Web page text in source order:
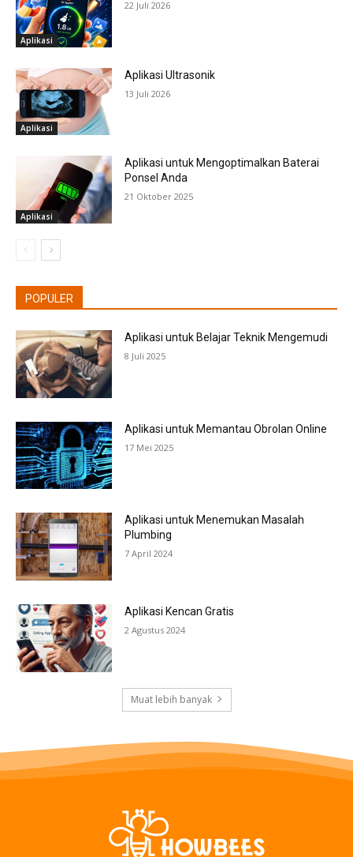
Aplikasi
22 Juli 2026
Aplikasi
Aplikasi Ultrasonik
13 Juli 2026
Aplikasi
Aplikasi untuk Mengoptimalkan Baterai
Ponsel Anda
21 Oktober 2025
POPULER
Aplikasi untuk Belajar Teknik Mengemudi
8 Juli 2025
Aplikasi untuk Memantau Obrolan Online
17 Mei 2025
Aplikasi untuk Menemukan Masalah
Plumbing
7 April 2024
Aplikasi Kencan Gratis
2 Agustus 2024
Muat lebih banyak